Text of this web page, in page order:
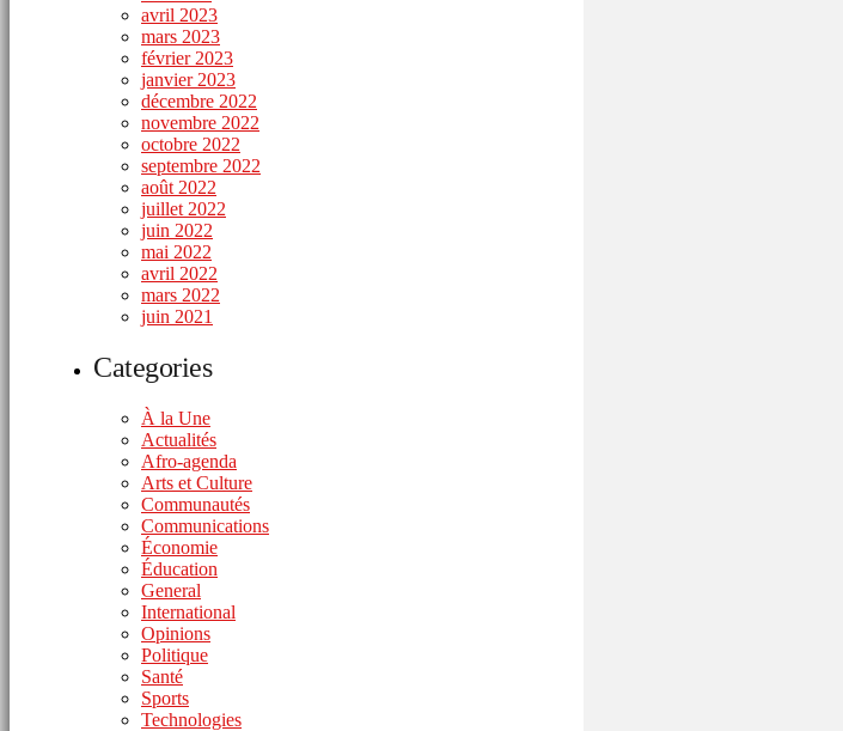
avril 2023
mars 2023
février 2023
janvier 2023
décembre 2022
novembre 2022
octobre 2022
septembre 2022
août 2022
juillet 2022
juin 2022
mai 2022
avril 2022
mars 2022
juin 2021
Categories
À la Une
Actualités
Afro-agenda
Arts et Culture
Communautés
Communications
Économie
Éducation
General
International
Opinions
Politique
Santé
Sports
Technologies